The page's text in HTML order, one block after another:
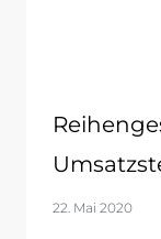
22. Mai 2020